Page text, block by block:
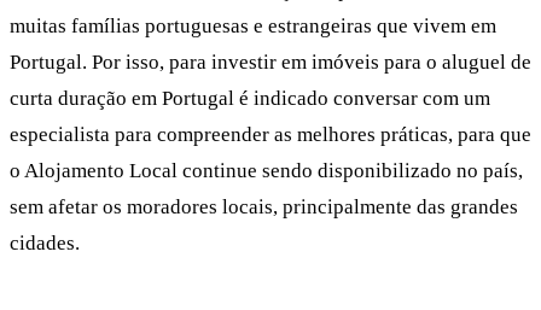
muitas famílias portuguesas e estrangeiras que vivem em
Portugal. Por isso, para investir em imóveis para o aluguel de
curta duração em Portugal é indicado conversar com um
especialista para compreender as melhores práticas, para que
o Alojamento Local continue sendo disponibilizado no país,
sem afetar os moradores locais, principalmente das grandes
cidades.